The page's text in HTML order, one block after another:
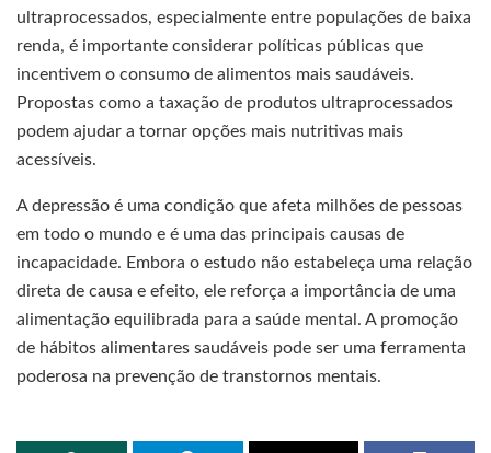
ultraprocessados, especialmente entre populações de baixa
renda, é importante considerar políticas públicas que
incentivem o consumo de alimentos mais saudáveis.
Propostas como a taxação de produtos ultraprocessados
podem ajudar a tornar opções mais nutritivas mais
acessíveis.
A depressão é uma condição que afeta milhões de pessoas
em todo o mundo e é uma das principais causas de
incapacidade. Embora o estudo não estabeleça uma relação
direta de causa e efeito, ele reforça a importância de uma
alimentação equilibrada para a saúde mental. A promoção
de hábitos alimentares saudáveis pode ser uma ferramenta
poderosa na prevenção de transtornos mentais.